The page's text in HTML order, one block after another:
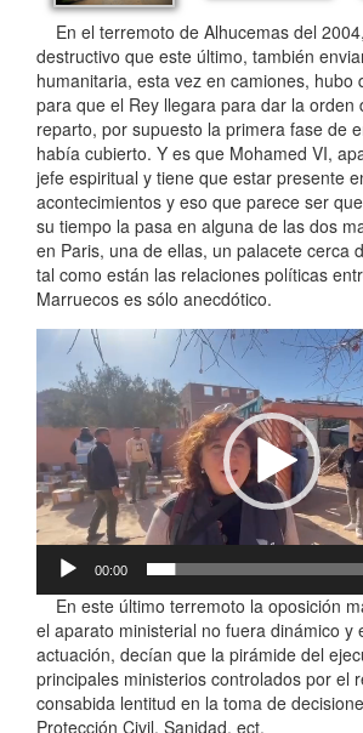
En el terremoto de Alhucemas del
destructivo que este último, también
humanitaria, esta vez en camiones, hubo
para que el Rey llegara para dar la orden
reparto, por supuesto la primera fase de
había cubierto. Y es que Mohamed VI,
jefe espiritual y tiene que estar presente
acontecimientos y eso que parece ser
su tiempo la pasa en alguna de las dos
en Paris, una de ellas, un palacete cerca
tal como están las relaciones políticas
Marruecos es sólo anecdótico.
Reproductor
vídeo
00:00
En este último terremoto la oposición
el aparato ministerial no fuera dinámico y
actuación, decían que la pirámide del
principales ministerios controlados por el
consabida lentitud en la toma de
Protección Civil, Sanidad, ect.